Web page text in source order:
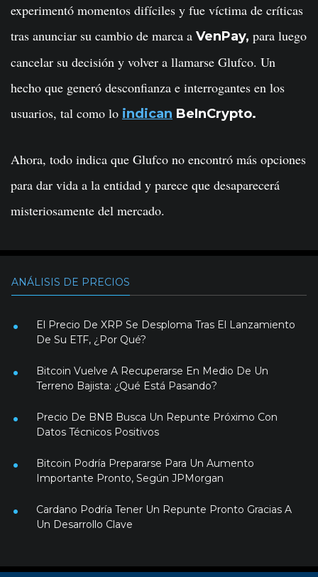
experimentó momentos difíciles y fue víctima de críticas
tras anunciar su cambio de marca a VenPay, para luego
cancelar su decisión y volver a llamarse Glufco. Un
hecho que generó desconfianza e interrogantes en los
usuarios, tal como lo indican BeInCrypto.
Ahora, todo indica que Glufco no encontró más opciones
para dar vida a la entidad y parece que desaparecerá
misteriosamente del mercado.
ANÁLISIS DE PRECIOS
El Precio De XRP Se Desploma Tras El Lanzamiento
De Su ETF, ¿Por Qué?
Bitcoin Vuelve A Recuperarse En Medio De Un
Terreno Bajista: ¿Qué Está Pasando?
Precio De BNB Busca Un Repunte Próximo Con
Datos Técnicos Positivos
Bitcoin Podría Prepararse Para Un Aumento
Importante Pronto, Según JPMorgan
Cardano Podría Tener Un Repunte Pronto Gracias A
Un Desarrollo Clave